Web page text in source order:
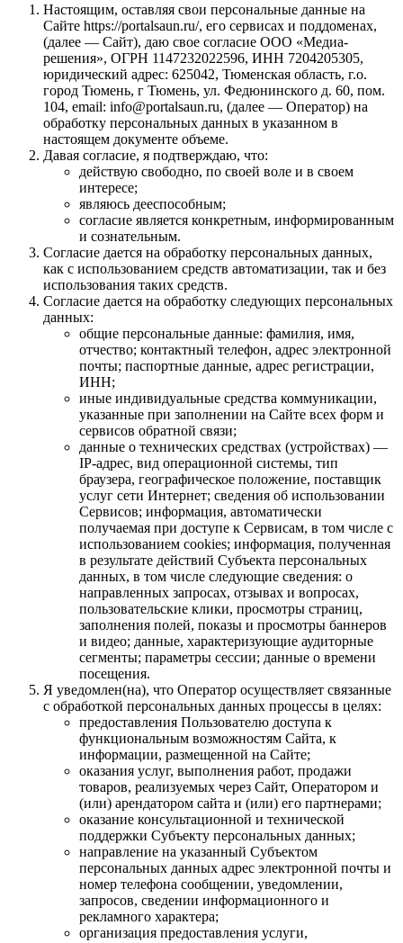
Настоящим, оставляя свои персональные данные на
Сайте https://portalsaun.ru/, его сервисах и поддоменах,
(далее — Сайт), даю свое согласие ООО «Медиа-
решения», ОГРН 1147232022596, ИНН 7204205305,
юридический адрес: 625042, Тюменская область, г.о.
город Тюмень, г Тюмень, ул. Федюнинского д. 60, пом.
104, email: info@portalsaun.ru, (далее — Оператор) на
обработку персональных данных в указанном в
настоящем документе объеме.
Давая согласие, я подтверждаю, что:
действую свободно, по своей воле и в своем
интересе;
являюсь дееспособным;
согласие является конкретным, информированным
и сознательным.
Согласие дается на обработку персональных данных,
как с использованием средств автоматизации, так и без
использования таких средств.
Согласие дается на обработку следующих персональных
данных:
общие персональные данные: фамилия, имя,
отчество; контактный телефон, адрес электронной
почты; паспортные данные, адрес регистрации,
ИНН;
иные индивидуальные средства коммуникации,
указанные при заполнении на Сайте всех форм и
сервисов обратной связи;
данные о технических средствах (устройствах) —
IP-адрес, вид операционной системы, тип
браузера, географическое положение, поставщик
услуг сети Интернет; сведения об использовании
Сервисов; информация, автоматически
получаемая при доступе к Сервисам, в том числе с
использованием cookies; информация, полученная
в результате действий Субъекта персональных
данных, в том числе следующие сведения: о
направленных запросах, отзывах и вопросах,
пользовательские клики, просмотры страниц,
заполнения полей, показы и просмотры баннеров
и видео; данные, характеризующие аудиторные
сегменты; параметры сессии; данные о времени
посещения.
Я уведомлен(на), что Оператор осуществляет связанные
с обработкой персональных данных процессы в целях:
предоставления Пользователю доступа к
функциональным возможностям Сайта, к
информации, размещенной на Сайте;
оказания услуг, выполнения работ, продажи
товаров, реализуемых через Сайт, Оператором и
(или) арендатором сайта и (или) его партнерами;
оказание консультационной и технической
поддержки Субъекту персональных данных;
направление на указанный Субъектом
персональных данных адрес электронной почты и
номер телефона сообщении, уведомлении,
запросов, сведении информационного и
рекламного характера;
организация предоставления услуги,